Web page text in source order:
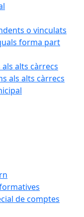
o vinculats
forma part
alts càrrecs
als alts càrrecs
de comptes